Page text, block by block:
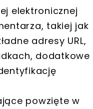
elektronicznej
takiej jak
adresy URL,
dodatkowe
powzięte w